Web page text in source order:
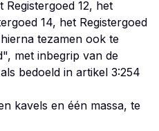
Registergoed 12, het
14, het Registergoed
tezamen ook te
met inbegrip van de
bedoeld in artikel 3:254
kavels en één massa, te